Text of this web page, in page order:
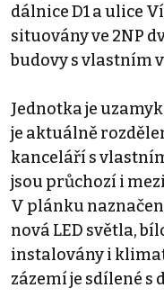
dálnice D1 a ulice
situovány ve 2NP
budovy s vlastním
Jednotka je
je aktuálně
kanceláří s
jsou průchozí i
V plánku
nová LED světla,
instalovány i
zázemí je sdílené s